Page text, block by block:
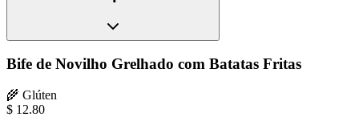
Bife de Novilho Grelhado com Batatas Fritas
🌾 Glúten
$ 12.80